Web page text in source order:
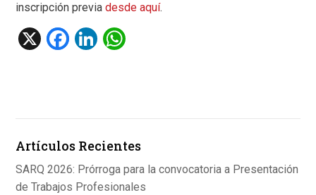
inscripción previadesde aquí.
X
F
o
k
Li
p
p
Artículos Recientes
SARQ 2026: Prórroga para la convocatoria a Presentación
de Trabajos Profesionales